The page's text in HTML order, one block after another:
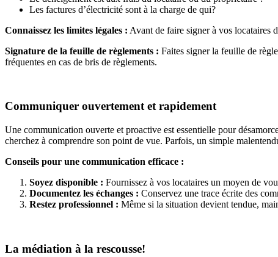
Les factures d’électricité sont à la charge de qui?
Connaissez les limites légales : Avant de faire signer à vos locataires
Signature de la feuille de règlements : Faites signer la feuille de
fréquentes en cas de bris de règlements.
Communiquer ouvertement et rapidement
Une communication ouverte et proactive est essentielle pour
cherchez à comprendre son point de vue. Parfois, un simple
Conseils pour une communication efficace :
Soyez disponible : Fournissez à vos locataires un moyen de
Documentez les échanges : Conservez une trace écrite des
Restez professionnel : Même si la situation devient tendue,
La médiation à la rescousse!